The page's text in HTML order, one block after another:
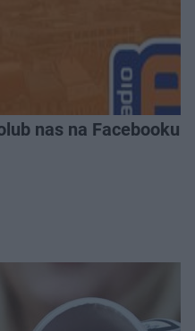
nas na Facebooku!